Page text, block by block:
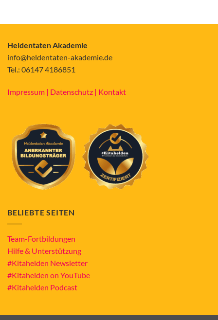
Heldentaten Akademie
info@heldentaten-akademie.de
Tel.: 06147 4186851
Impressum | Datenschutz | Kontakt
BELIEBTE SEITEN
Team-Fortbildungen
Hilfe & Unterstützung
#Kitahelden Newsletter
#Kitahelden on YouTube
#Kitahelden Podcast